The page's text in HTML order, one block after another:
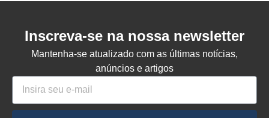
Inscreva-se na nossa newsletter
Mantenha-se atualizado com as últimas notícias,
anúncios e artigos